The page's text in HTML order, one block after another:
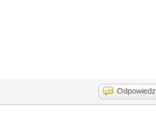
Odpowiedz